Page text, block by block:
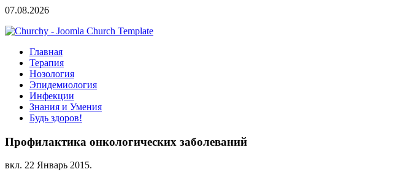
07.08.2026
Главная
Терапия
Нозология
Эпидемиология
Инфекции
Знания и Умения
Будь здоров!
Профилактика онкологических заболеваний
вкл. 22 Январь 2015.